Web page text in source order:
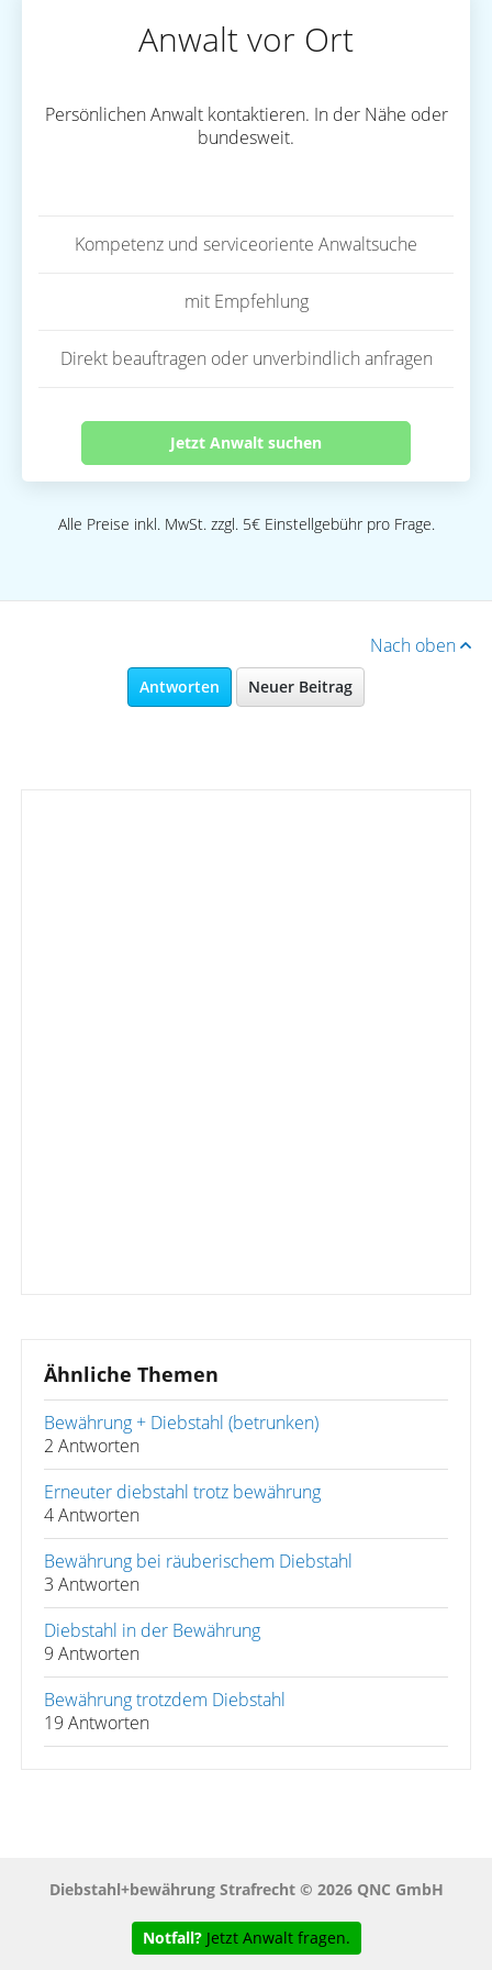
Anwalt vor Ort
Persönlichen Anwalt kontaktieren. In der Nähe oder
bundesweit.
Kompetenz und serviceoriente Anwaltsuche
mit Empfehlung
Direkt beauftragen oder unverbindlich anfragen
Jetzt Anwalt suchen
Alle Preise inkl. MwSt. zzgl. 5€ Einstellgebühr pro Frage.
Nach oben
Antworten Neuer Beitrag
Ähnliche Themen
Bewährung + Diebstahl (betrunken)
2 Antworten
Erneuter diebstahl trotz bewährung
4 Antworten
Bewährung bei räuberischem Diebstahl
3 Antworten
Diebstahl in der Bewährung
9 Antworten
Bewährung trotzdem Diebstahl
19 Antworten
Diebstahl+bewährung Strafrecht © 2026 QNC GmbH
Notfall? Jetzt Anwalt fragen.